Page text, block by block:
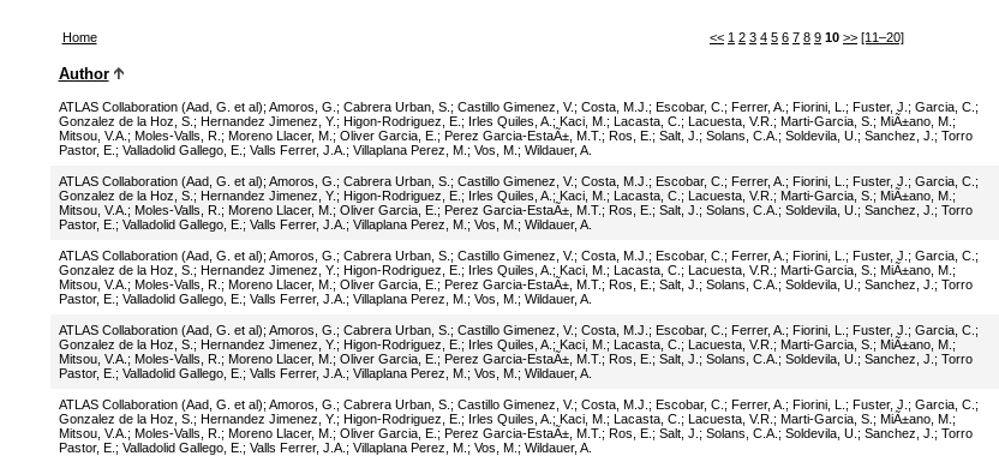
Home << 1 2 3 4 5 6 7 8 9 10 >> [11–20]
Author
ATLAS Collaboration (Aad, G. et al); Amoros, G. ; Cabrera Urban, S. ; Castillo Gimenez, V.; Costa, M.J. ; Escobar, C. ; Ferrer, A. ; Fiorini, L. ; Fuster, J. ; Garcia, C. ;
Gonzalez de la Hoz, S. ; Hernandez Jimenez, Y. ; Higon-Rodriguez, E. ; Irles Quiles, A. ; Kaci, M. ; Lacasta, C. ; Lacuesta, V.R. ; Marti-Garcia, S. ; MiÃ±ano, M. ;
Mitsou, V.A. ; Moles-Valls, R. ; Moreno Llacer, M. ; Oliver Garcia, E. ; Perez Garcia-EstaÃ±, M.T. ; Ros, E. ; Salt, J. ; Solans, C.A. ; Soldevila, U. ; Sanchez, J. ; Torro
Pastor, E. ; Valladolid Gallego, E. ; Valls Ferrer, J.A. ; Villaplana Perez, M. ; Vos, M. ; Wildauer, A.
ATLAS Collaboration (Aad, G. et al); Amoros, G. ; Cabrera Urban, S. ; Castillo Gimenez, V.; Costa, M.J. ; Escobar, C. ; Ferrer, A. ; Fiorini, L. ; Fuster, J. ; Garcia, C. ;
Gonzalez de la Hoz, S. ; Hernandez Jimenez, Y. ; Higon-Rodriguez, E. ; Irles Quiles, A. ; Kaci, M. ; Lacasta, C. ; Lacuesta, V.R. ; Marti-Garcia, S. ; MiÃ±ano, M. ;
Mitsou, V.A. ; Moles-Valls, R. ; Moreno Llacer, M. ; Oliver Garcia, E. ; Perez Garcia-EstaÃ±, M.T. ; Ros, E. ; Salt, J. ; Solans, C.A. ; Soldevila, U. ; Sanchez, J. ; Torro
Pastor, E. ; Valladolid Gallego, E. ; Valls Ferrer, J.A. ; Villaplana Perez, M. ; Vos, M. ; Wildauer, A.
ATLAS Collaboration (Aad, G. et al); Amoros, G. ; Cabrera Urban, S. ; Castillo Gimenez, V.; Costa, M.J. ; Escobar, C. ; Ferrer, A. ; Fiorini, L. ; Fuster, J. ; Garcia, C. ;
Gonzalez de la Hoz, S. ; Hernandez Jimenez, Y. ; Higon-Rodriguez, E. ; Irles Quiles, A. ; Kaci, M. ; Lacasta, C. ; Lacuesta, V.R. ; Marti-Garcia, S. ; MiÃ±ano, M. ;
Mitsou, V.A. ; Moles-Valls, R. ; Moreno Llacer, M. ; Oliver Garcia, E. ; Perez Garcia-EstaÃ±, M.T. ; Ros, E. ; Salt, J. ; Solans, C.A. ; Soldevila, U. ; Sanchez, J. ; Torro
Pastor, E. ; Valladolid Gallego, E. ; Valls Ferrer, J.A. ; Villaplana Perez, M. ; Vos, M. ; Wildauer, A.
ATLAS Collaboration (Aad, G. et al); Amoros, G. ; Cabrera Urban, S. ; Castillo Gimenez, V.; Costa, M.J. ; Escobar, C. ; Ferrer, A. ; Fiorini, L. ; Fuster, J. ; Garcia, C. ;
Gonzalez de la Hoz, S. ; Hernandez Jimenez, Y. ; Higon-Rodriguez, E. ; Irles Quiles, A. ; Kaci, M. ; Lacasta, C. ; Lacuesta, V.R. ; Marti-Garcia, S. ; MiÃ±ano, M. ;
Mitsou, V.A. ; Moles-Valls, R. ; Moreno Llacer, M. ; Oliver Garcia, E. ; Perez Garcia-EstaÃ±, M.T. ; Ros, E. ; Salt, J. ; Solans, C.A. ; Soldevila, U. ; Sanchez, J. ; Torro
Pastor, E. ; Valladolid Gallego, E. ; Valls Ferrer, J.A. ; Villaplana Perez, M. ; Vos, M. ; Wildauer, A.
ATLAS Collaboration (Aad, G. et al); Amoros, G. ; Cabrera Urban, S. ; Castillo Gimenez, V.; Costa, M.J. ; Escobar, C. ; Ferrer, A. ; Fiorini, L. ; Fuster, J. ; Garcia, C. ;
Gonzalez de la Hoz, S. ; Hernandez Jimenez, Y. ; Higon-Rodriguez, E. ; Irles Quiles, A. ; Kaci, M. ; Lacasta, C. ; Lacuesta, V.R. ; Marti-Garcia, S. ; MiÃ±ano, M. ;
Mitsou, V.A. ; Moles-Valls, R. ; Moreno Llacer, M. ; Oliver Garcia, E. ; Perez Garcia-EstaÃ±, M.T. ; Ros, E. ; Salt, J. ; Solans, C.A. ; Soldevila, U. ; Sanchez, J. ; Torro
Pastor, E. ; Valladolid Gallego, E. ; Valls Ferrer, J.A. ; Villaplana Perez, M. ; Vos, M. ; Wildauer, A.